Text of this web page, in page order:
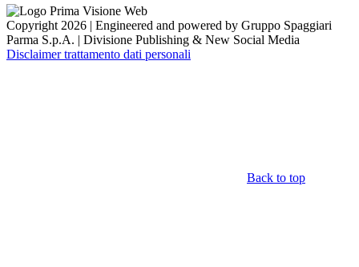
Copyright 2026 | Engineered and powered by Gruppo Spaggiari
Parma S.p.A. | Divisione Publishing & New Social Media
Disclaimer trattamento dati personali
Back to top